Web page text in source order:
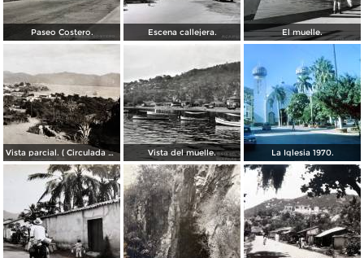
Paseo Costero. Escena callejera. El muelle.
Vista parcial. ( Circulada el 23 de Mayo de 1935 ). Vista del muelle. La Iglesia 1970.